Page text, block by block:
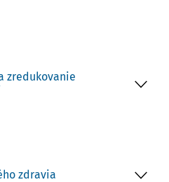
zredukovanie
zdravia